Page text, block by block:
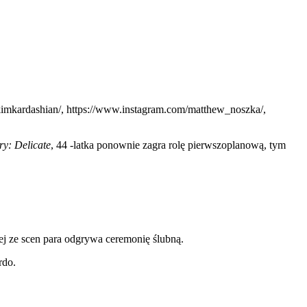
, https://www.instagram.com/matthew_noszka/,
Delicate, 44 -latka ponownie zagra rolę pierwszoplanową, tym
scen para odgrywa ceremonię ślubną.